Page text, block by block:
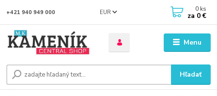
Menu
EUR
Hľadať
+421 940 949 000 0 ks
za 0 €